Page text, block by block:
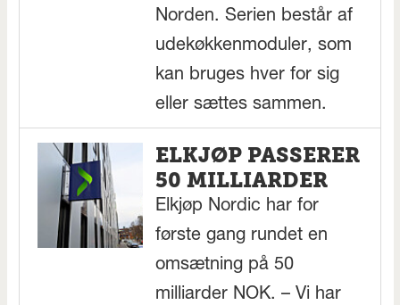
Norden. Serien består af
udekøkkenmoduler, som
kan bruges hver for sig
eller sættes sammen.
ELKJØP PASSERER
50 MILLIARDER
Elkjøp Nordic har for
første gang rundet en
omsætning på 50
milliarder NOK. – Vi har